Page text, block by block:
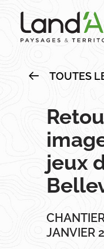
TOUTES
jeux
JANVIER